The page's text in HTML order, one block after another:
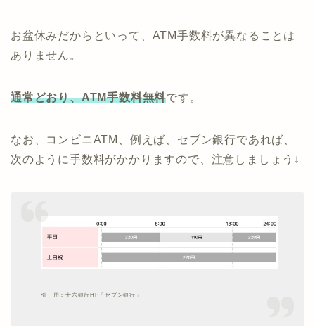
お盆休みだからといって、ATM手数料が異なることは
ありません。
通常どおり、ATM手数料無料です。
なお、コンビニATM、例えば、セブン銀行であれば、
次のように手数料がかかりますので、注意しましょう↓
引 用：十六銀行HP「セブン銀行」